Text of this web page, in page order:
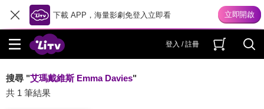
下載 APP，海量影劇免登入立即看
登入 / 註冊
搜尋 "艾瑪戴維斯 Emma Davies"
共 1 筆結果